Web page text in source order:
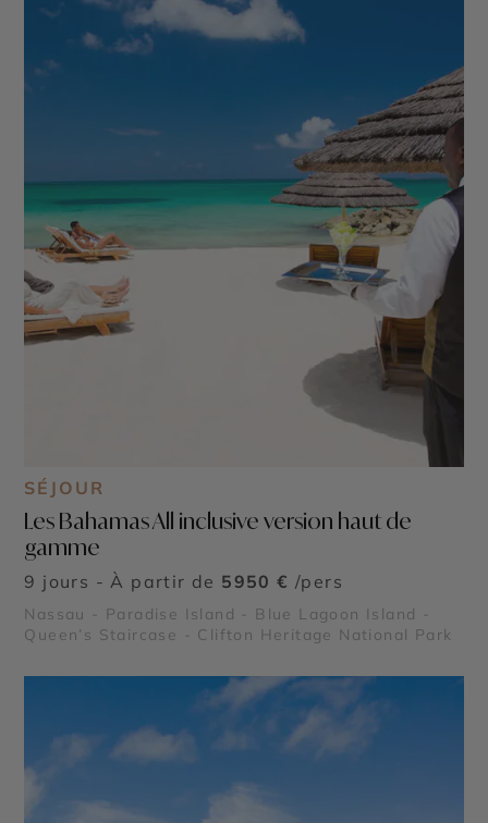
SÉJOUR
Les Bahamas All inclusive version haut de
gamme
9 jours - À partir de 5950 € /pers
Nassau - Paradise Island - Blue Lagoon Island -
Queen’s Staircase - Clifton Heritage National Park